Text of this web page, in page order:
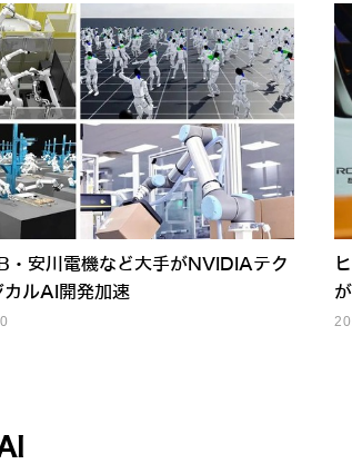
・安川電機など大手がNVIDIAテク
カルAI開発加速